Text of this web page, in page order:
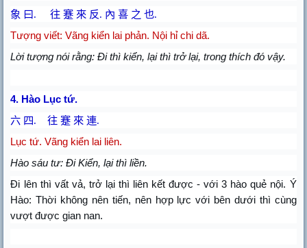
象 曰.往 蹇 來 反. 內 喜 之 也.
Tượng viết: Vãng kiển lai phản. Nội hỉ chi dã.
Lời tượng nói rằng: Đi thì kiển, lại thì trở lại, trong thích đó vậy.
4. Hào Lục tứ.
六 四.往 蹇 來 連.
Lục tứ. Vãng kiển lai liên.
Hào sáu tư: Đi Kiển, lại thì liền.
Đi lên thì vất vả, trở lại thì liên kết được - với 3 hào quẻ nội. Ý
Hào: Thời không nên tiến, nên hợp lực với bên dưới thì cùng
vượt được gian nan.